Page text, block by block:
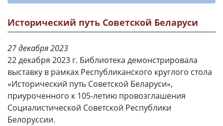
Исторический путь Советской Беларуси
27 декабря 2023
22 декабря 2023 г. Библиотека демонстрировала
выставку в рамках Республиканского круглого стола
«Исторический путь Советской Беларуси»,
приуроченного к 105-летию провозглашения
Социалистической Советской Республики
Белоруссии.